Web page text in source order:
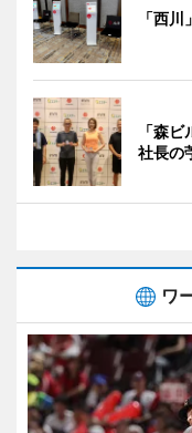
「西
「森
社長の
ワ